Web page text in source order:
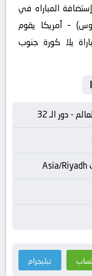
كورة 360 ويتم إستضافة المباراه في
– أمريكا يقوم
يلا كورة جنوب
- دور الـ 32
تيليجرام